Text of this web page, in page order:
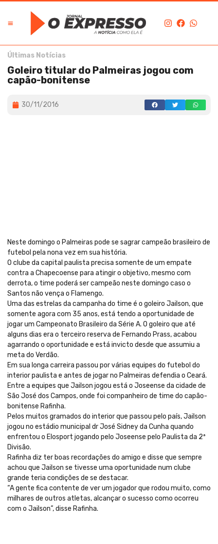
Últimas Notícias
Goleiro titular do Palmeiras jogou com
capão-bonitense
30/11/2016
Neste domingo o Palmeiras pode se sagrar campeão brasileiro de
futebol pela nona vez em sua história.
O clube da capital paulista precisa somente de um empate
contra a Chapecoense para atingir o objetivo, mesmo com
derrota, o time poderá ser campeão neste domingo caso o
Santos não vença o Flamengo.
Uma das estrelas da campanha do time é o goleiro Jailson, que
somente agora com 35 anos, está tendo a oportunidade de
jogar um Campeonato Brasileiro da Série A. O goleiro que até
alguns dias era o terceiro reserva de Fernando Prass, acabou
agarrando o oportunidade e está invicto desde que assumiu a
meta do Verdão.
Em sua longa carreira passou por várias equipes do futebol do
interior paulista e antes de jogar no Palmeiras defendia o Ceará.
Entre a equipes que Jailson jogou está o Joseense da cidade de
São José dos Campos, onde foi companheiro de time do capão-
bonitense Rafinha.
Pelos muitos gramados do interior que passou pelo país, Jailson
jogou no estádio municipal dr José Sidney da Cunha quando
enfrentou o Elosport jogando pelo Joseense pelo Paulista da 2ª
Divisão.
Rafinha diz ter boas recordações do amigo e disse que sempre
achou que Jailson se tivesse uma oportunidade num clube
grande teria condições de se destacar.
“A gente fica contente de ver um jogador que rodou muito, como
milhares de outros atletas, alcançar o sucesso como ocorreu
com o Jailson”, disse Rafinha.